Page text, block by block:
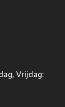
Vrijdag: